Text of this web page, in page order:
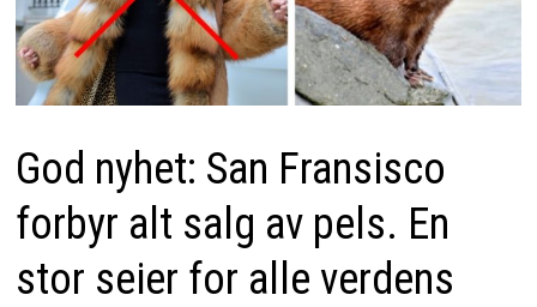
God nyhet: San Fransisco
forbyr alt salg av pels. En
stor seier for alle verdens